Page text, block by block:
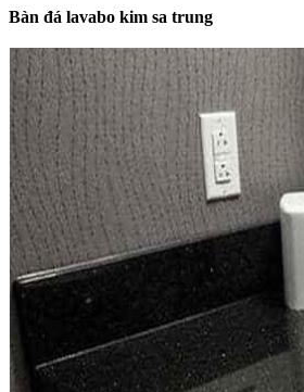
Bàn đá lavabo kim sa trung